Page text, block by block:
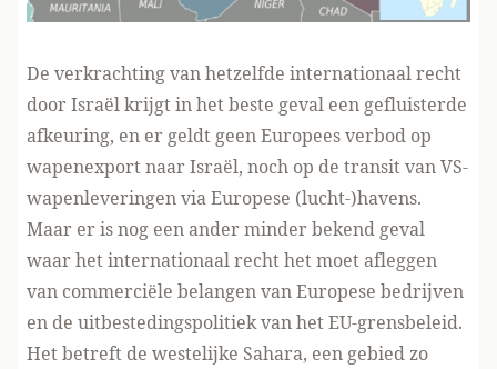
De verkrachting van hetzelfde internationaal recht
door Israël krijgt in het beste geval een gefluisterde
afkeuring, en er geldt geen Europees verbod op
wapenexport naar Israël, noch op de transit van VS-
wapenleveringenvia Europese (lucht-)havens.
Maar er is nog een ander minder bekend geval
waar het internationaal recht het moet afleggen
van commerciële belangen van Europese bedrijven
en de uitbestedingspolitiek van het EU-grensbeleid.
Het betreft de westelijke Sahara, een gebied zo